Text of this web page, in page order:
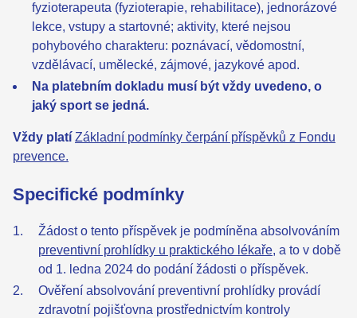
fyzioterapeuta (fyzioterapie, rehabilitace), jednorázové
lekce, vstupy a startovné; aktivity, které nejsou
pohybového charakteru: poznávací, vědomostní,
vzdělávací, umělecké, zájmové, jazykové apod.
Na platebním dokladu musí být vždy uvedeno, o
jaký sport se jedná.
Vždy platí Základní podmínky čerpání příspěvků z Fondu
prevence.
Specifické podmínky
Žádost o tento příspěvek je podmíněna absolvováním
preventivní prohlídky u praktického lékaře, a to v době
od 1. ledna 2024 do podání žádosti o příspěvek.
Ověření absolvování preventivní prohlídky provádí
zdravotní pojišťovna prostřednictvím kontroly